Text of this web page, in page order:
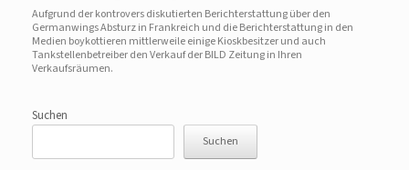
Aufgrund der kontrovers diskutierten Berichterstattung über den
Germanwings Absturz in Frankreich und die Berichterstattung in den
Medien boykottieren mittlerweile einige Kioskbesitzer und auch
Tankstellenbetreiber den Verkauf der BILD Zeitung in Ihren
Verkaufsräumen.
Suchen
Suchen